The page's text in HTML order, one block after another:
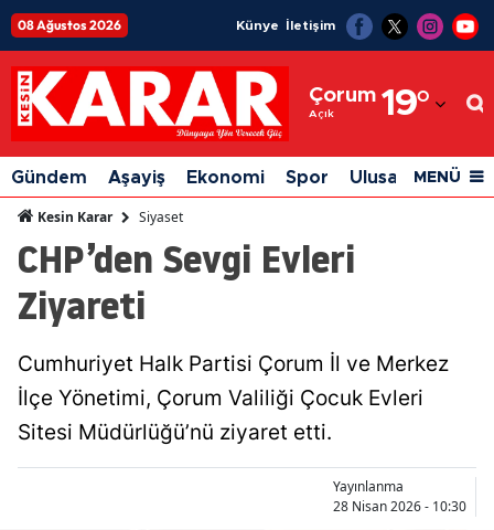
08 Ağustos 2026 Künye İletişim
Çorum
Açık 19°
Adıyaman
Afyonkarahisar
Ağrı
Amasya
Balıkesir
Bilecik
Gündem Aşayiş Ekonomi Spor Ulusal Siyaset
MENÜ
Kesin Karar Siyaset
CHP’den Sevgi Evleri
Ziyareti
Cumhuriyet Halk Partisi Çorum İl ve Merkez
İlçe Yönetimi, Çorum Valiliği Çocuk Evleri
Sitesi Müdürlüğü’nü ziyaret etti.
Yayınlanma
28 Nisan 2026 - 10:30